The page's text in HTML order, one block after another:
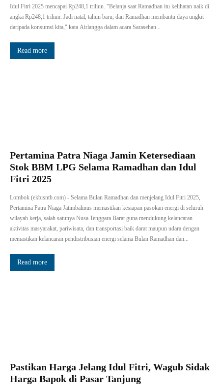
Idul Fitri 2025 mencapai Rp248,1 triliun. "Belanja saat Ramadhan itu kelihatan naik di
angka Rp248,1 triliun. Jadi natal, tahun baru, dan Ramadhan membantu daya ungkit
daripada konsumsi kita," kata Airlangga dalam acara Sarasehan...
Read more
Pertamina Patra Niaga Jamin Ketersediaan
Stok BBM LPG Selama Ramadhan dan Idul
Fitri 2025
Lombok (ekbisntb.com) - Selama Bulan Ramadhan dan menjelang Idul Fitri 2025,
Pertamina Patra Niaga Jatimbalinus memastikan kesiapan pasokan energi di seluruh
wilayah kerja, salah satunya Nusa Tenggara Barat guna mendukung kelancaran
aktivitas masyarakat, pariwisata, dan transportasi baik darat maupun udara dengan
memastikan kelancaran pendistribusian energi selama Bulan Ramadhan dan...
Read more
Pastikan Harga Jelang Idul Fitri, Wagub Sidak
Harga Bapok di Pasar Tanjung